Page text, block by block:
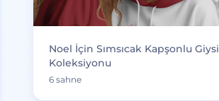
Noel İçin Sımsıcak Kapşonlu Giysi
Koleksiyonu
6 sahne